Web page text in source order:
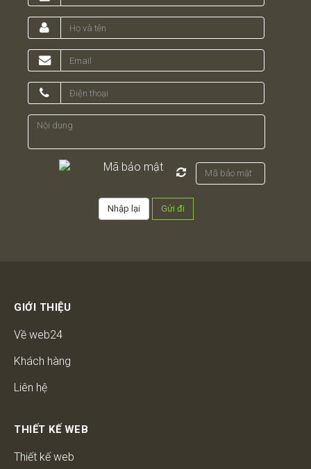
GIỚI THIỆU
Về web24
Khách hàng
Liên hệ
THIẾT KẾ WEB
Thiết kế web